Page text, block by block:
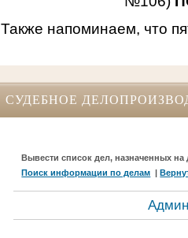
Также напоминаем, что
СУДЕБНОЕ
Вывести список дел, назначенных на
Поиск информации по делам |